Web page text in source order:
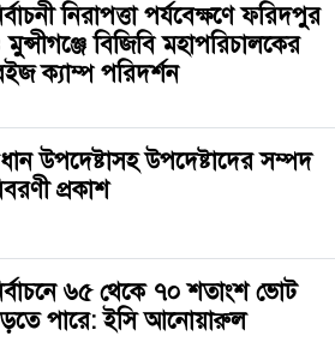
নিরাপত্তা পর্যবেক্ষণে ফরিদপুর
বিজিবি মহাপরিচালকের
ক্যাম্প পরিদর্শন
উপদেষ্টাসহ উপদেষ্টাদের সম্পদ
প্রকাশ
৬৫ থেকে ৭০ শতাংশ ভোট
পারে: ইসি আনোয়ারুল